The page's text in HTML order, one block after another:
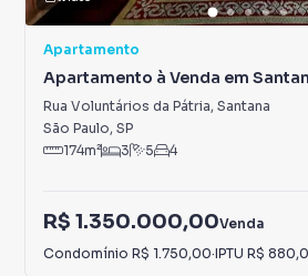
Apartamento
Apartamento à Venda em
Rua Voluntários da Pátria, Santana
São Paulo, SP
174m² 3 5 4
R$ 1.350.000,00Venda
Condomínio R$ 1.750,00·IPTU R$